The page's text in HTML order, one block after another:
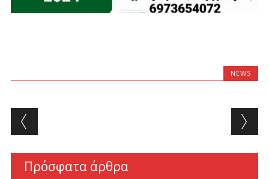
NEWS
Post navigation
Πρόσφατα άρθρα